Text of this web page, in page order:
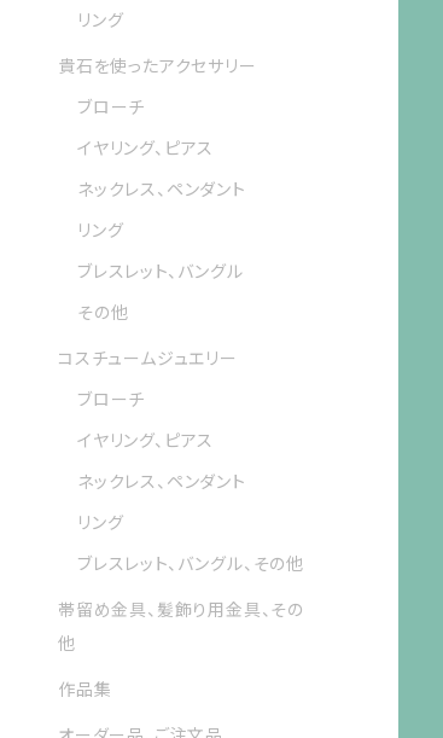
リング
貴石を使ったアクセサリー
ブローチ
イヤリング、ピアス
ネックレス、ペンダント
リング
ブレスレット、バングル
その他
コスチュームジュエリー
ブローチ
イヤリング、ピアス
ネックレス、ペンダント
リング
ブレスレット、バングル、その他
帯留め金具、髪飾り用金具、その
他
作品集